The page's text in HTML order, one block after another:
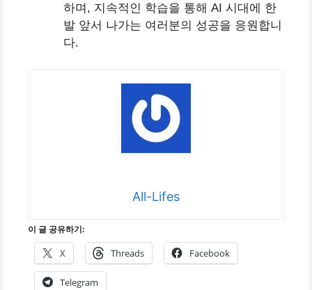
하며, 지속적인 학습을 통해 AI 시대에 한
발 앞서 나가는 여러분의 성공을 응원합니
다.
All-Lifes
이 글 공유하기:
X Threads Facebook
Telegram